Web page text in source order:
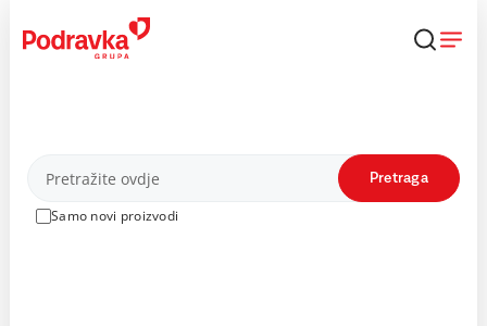
content
Proizvodi
Samo novi proizvodi
Pretraga